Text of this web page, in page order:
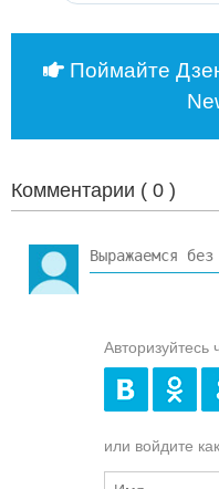
Поймайте
Комментарии ( 0 )
Авторизуйтесь
или войдите